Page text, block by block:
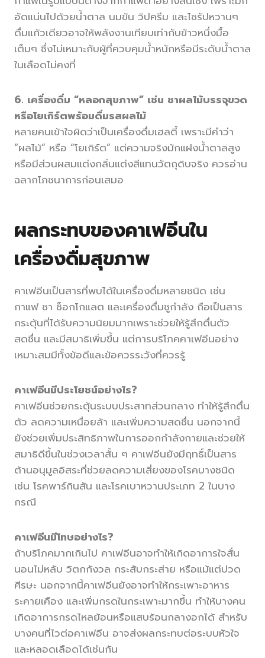
อัดแน่นไปด้วยน้ำตาล นมข้น วิปครีม และไซรัปหวานๆ
ดื่มแก้วเดียวอาจให้พลังงานเทียบเท่ากับข้าวหนึ่งมื้อ
เต็มๆ ซึ่งไม่เหมาะกับผู้ที่ควบคุมน้ำหนักหรือมีระดับน้ำตาล
ในเลือดไม่คงที่
6. เครื่องดื่ม “หลอกสุขภาพ” เช่น ชาผลไม้บรรจุขวด
หรือโยเกิร์ตพร้อมดื่มรสผลไม้
หลายคนเข้าใจผิดว่าเป็นเครื่องดื่มเฮลตี้ เพราะมีคำว่า
“ผลไม้” หรือ “โยเกิร์ต” แต่ความจริงมักแฝงน้ำตาลสูง
หรือมีส่วนผสมแต่งกลิ่นแต่งสีแทนวัตถุดิบจริง ควรอ่าน
ฉลากโภชนาการก่อนเสมอ
ผลกระทบของคาเฟอีนใน
เครื่องดื่มสุขภาพ
คาเฟอีนเป็นสารที่พบได้ในเครื่องดื่มหลายชนิด เช่น
กาแฟ ชา ช็อกโกแลต และเครื่องดื่มชูกำลัง ถือเป็นสาร
กระตุ้นที่ได้รับความนิยมมากเพราะช่วยให้รู้สึกตื่นตัว
สดชื่น และมีสมาธิเพิ่มขึ้น แต่การบริโภคคาเฟอีนอย่าง
เหมาะสมมีทั้งข้อดีและข้อควรระวังที่ควรรู้
คาเฟอีนมีประโยชน์อย่างไร?
คาเฟอีนช่วยกระตุ้นระบบประสาทส่วนกลาง ทำให้รู้สึกตื่น
ตัว ลดความเหนื่อยล้า และเพิ่มความสดชื่น นอกจากนี้
ยังช่วยเพิ่มประสิทธิภาพในการออกกำลังกายและช่วยให้
สมาธิดีขึ้นในช่วงเวลาสั้น ๆ คาเฟอีนยังมีฤทธิ์เป็นสาร
ต้านอนุมูลอิสระที่ช่วยลดความเสี่ยงของโรคบางชนิด
เช่น โรคพาร์กินสัน และโรคเบาหวานประเภท 2 ในบาง
กรณี
คาเฟอีนมีโทษอย่างไร?
ถ้าบริโภคมากเกินไป คาเฟอีนอาจทำให้เกิดอาการใจสั่น
นอนไม่หลับ วิตกกังวล กระสับกระส่าย หรือแม้แต่ปวด
ศีรษะ นอกจากนี้คาเฟอีนยังอาจทำให้กระเพาะอาหาร
ระคายเคือง และเพิ่มกรดในกระเพาะมากขึ้น ทำให้บางคน
เกิดอาการกรดไหลย้อนหรือแสบร้อนกลางอกได้ สำหรับ
บางคนที่ไวต่อคาเฟอีน อาจส่งผลกระทบต่อระบบหัวใจ
และหลอดเลือดได้เช่นกัน